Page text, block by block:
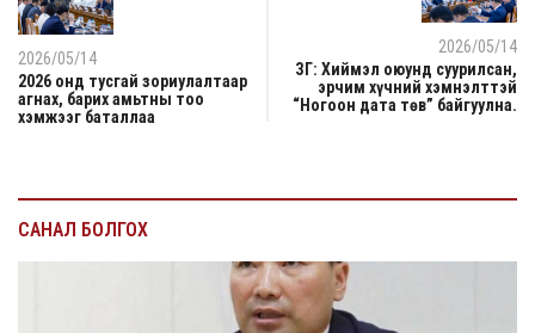
2026/05/14
2026 онд тусгай зориулалтаар
агнах, барих амьтны тоо
хэмжээг баталлаа
2026/05/14
ЗГ: Хиймэл оюунд суурилсан,
эрчим хүчний хэмнэлттэй
“Ногоон дата төв” байгуулна.
САНАЛ БОЛГОХ